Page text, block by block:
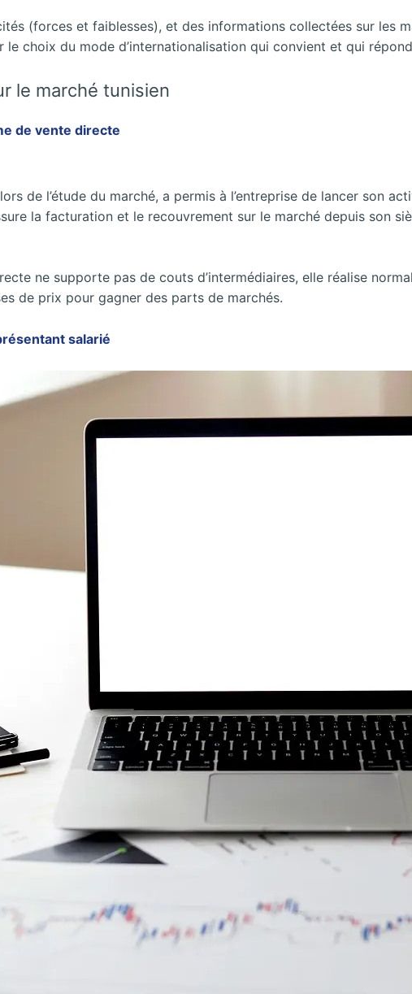
(forces et faiblesses), et des informations collectées sur les
choix du mode d’internationalisation qui convient et qui
le marché tunisien
de vente directe
de l’étude du marché, a permis à l’entreprise de lancer son
la facturation et le recouvrement sur le marché depuis son
ne supporte pas de couts d’intermédiaires, elle réalise
de prix pour gagner des parts de marchés.
salarié